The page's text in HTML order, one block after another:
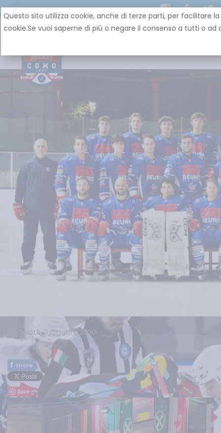
Creato: 11 Ottobre 2020
f Share
Save
Questo sito utilizza cookie, anche di terze parti, per facilitare
cookie.Se vuoi saperne di più o negare il consenso a tutti o ad